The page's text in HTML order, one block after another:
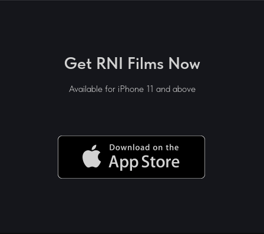
Get RNI Films Now
Available for iPhone 11 and above